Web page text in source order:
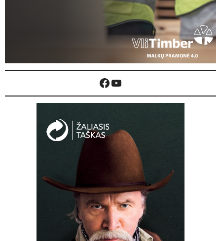
Facebook
YouTube